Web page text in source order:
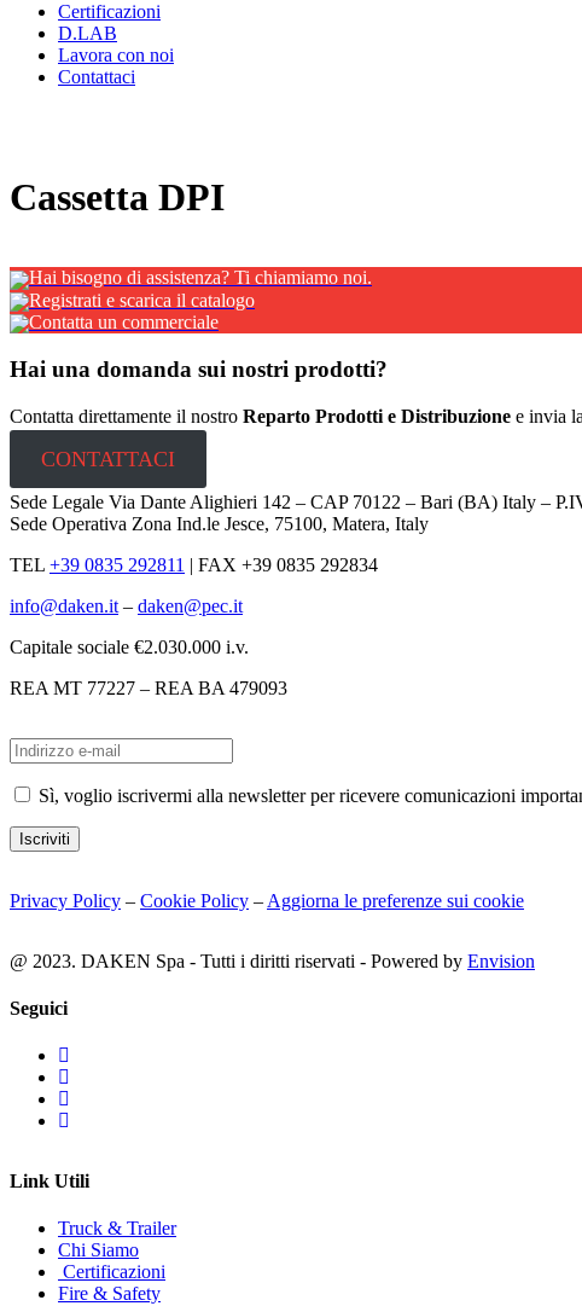
Certificazioni
D.LAB
Lavora con noi
Contattaci
Cassetta DPI
Hai bisogno di assistenza? Ti chiamiamo noi.
Registrati e scarica il catalogo
Contatta un commerciale
Hai una domanda sui nostri prodotti?
Contatta direttamente il nostro Reparto Prodotti e Distribuzione e invia
CONTATTACI
Sede Legale Via Dante Alighieri 142 – CAP 70122 – Bari (BA) Italy –
Sede Operativa Zona Ind.le Jesce, 75100, Matera, Italy
TEL +39 0835 292811 | FAX +39 0835 292834
info@daken.it – daken@pec.it
Capitale sociale €2.030.000 i.v.
REA MT 77227 – REA BA 479093
Sì, voglio iscrivermi alla newsletter per ricevere comunicazioni
Iscriviti
Privacy Policy – Cookie Policy – Aggiorna le preferenze sui cookie
@ 2023. DAKEN Spa - Tutti i diritti riservati - Powered by Envision
Seguici
Link Utili
Truck & Trailer
Chi Siamo
Certificazioni
Fire & Safety